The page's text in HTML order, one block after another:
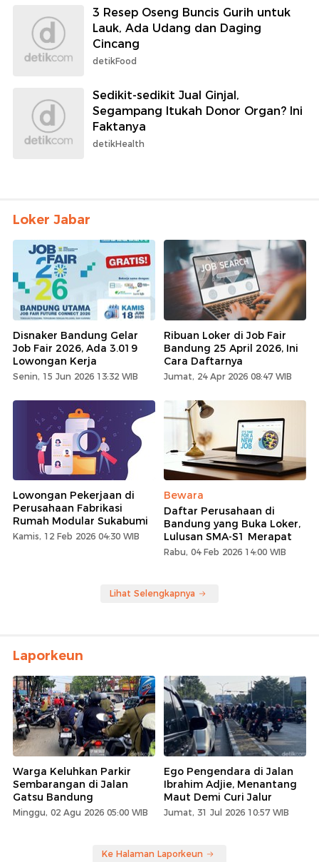
3 Resep Oseng Buncis Gurih untuk
Lauk, Ada Udang dan Daging
Cincang
detikFood
Sedikit-sedikit Jual Ginjal,
Segampang Itukah Donor Organ? Ini
Faktanya
detikHealth
Loker Jabar
Disnaker Bandung Gelar
Job Fair 2026, Ada 3.019
Lowongan Kerja
Senin, 15 Jun 2026 13:32 WIB
Ribuan Loker di Job Fair
Bandung 25 April 2026, Ini
Cara Daftarnya
Jumat, 24 Apr 2026 08:47 WIB
Lowongan Pekerjaan di
Perusahaan Fabrikasi
Rumah Modular Sukabumi
Kamis, 12 Feb 2026 04:30 WIB
Bewara
Daftar Perusahaan di
Bandung yang Buka Loker,
Lulusan SMA-S1 Merapat
Rabu, 04 Feb 2026 14:00 WIB
Lihat Selengkapnya
Laporkeun
Warga Keluhkan Parkir
Sembarangan di Jalan
Gatsu Bandung
Minggu, 02 Agu 2026 05:00 WIB
Ego Pengendara di Jalan
Ibrahim Adjie, Menantang
Maut Demi Curi Jalur
Jumat, 31 Jul 2026 10:57 WIB
Ke Halaman Laporkeun